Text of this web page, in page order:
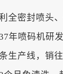
全密封喷头、
年喷码机研
生产线，销